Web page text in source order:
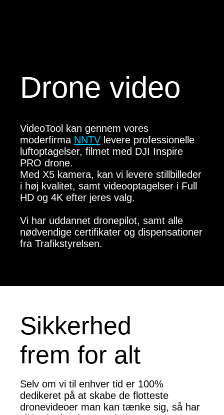
Drone video
VideoTool kan gennem vores
moderfirma NNTV levere professionelle
luftoptagelser, filmet med DJI Inspire
PRO drone.
Med X5 kamera, kan vi levere stillbilleder
i høj kvalitet, samt videooptagelser i Full
HD og 4K efter jeres valg.
Vi har uddannet dronepilot, samt alle
nødvendige certifikater og dispensationer
fra Trafikstyrelsen.
Sikkerhed
frem for alt
Selv om vi til enhver tid er 100%
dedikeret på at skabe de flotteste
dronevideoer man kan tænke sig, så har